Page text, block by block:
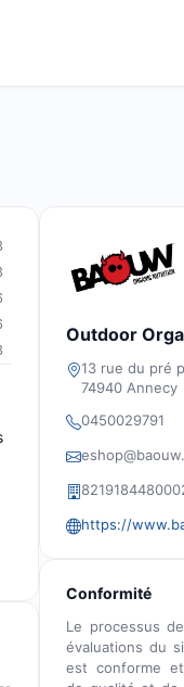
Outdoor
13 rue du pré
74940 Annecy
0450029791
https://
Conformité
Le processus
évaluations du
est conforme